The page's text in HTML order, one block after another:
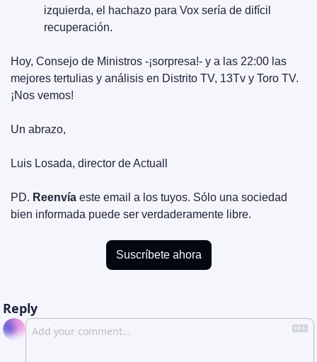
izquierda, el hachazo para Vox sería de difícil
recuperación.
Hoy, Consejo de Ministros -¡sorpresa!- y a las 22:00 las
mejores tertulias y análisis en Distrito TV, 13Tv y Toro TV.
¡Nos vemos!
Un abrazo,
Luis Losada, director de Actuall
PD. Reenvía este email a los tuyos. Sólo una sociedad
bien informada puede ser verdaderamente libre.
Suscríbete ahora
Reply